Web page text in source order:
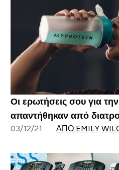
Οι ερωτήσεις σου για
απαντήθηκαν από
03/12/21 ΑΠΌ EMILY